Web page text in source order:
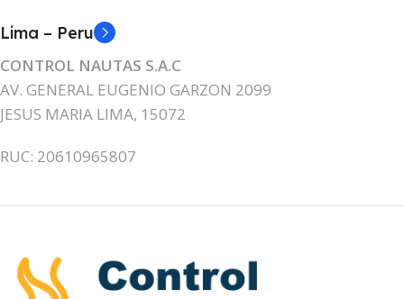
Lima – Peru
CONTROL NAUTAS S.A.C
AV. GENERAL EUGENIO GARZON 2099
JESUS MARIA LIMA, 15072
RUC: 20610965807